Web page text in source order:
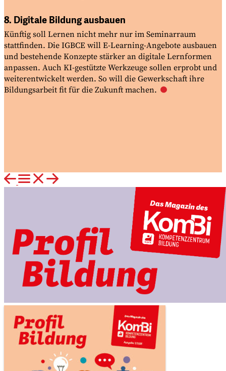
8. Digitale Bildung ausbauen
Künftig soll Lernen nicht mehr nur im Seminarraum
stattfinden. Die IGBCE will E-Learning-Angebote ausbauen
und bestehende Konzepte stärker an digitale Lernformen
anpassen. Auch KI-gestützte Werkzeuge sollen erprobt und
weiterentwickelt werden. So will die Gewerkschaft ihre
Bildungsarbeit fit für die Zukunft machen.